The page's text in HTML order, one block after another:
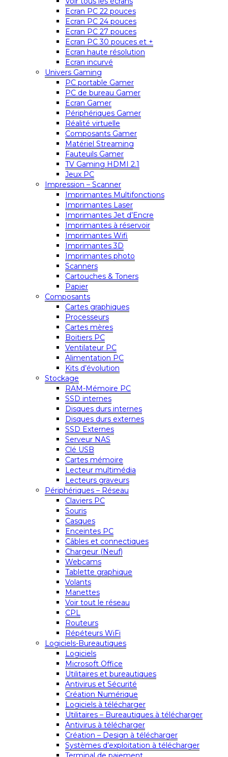
Ecran PC 22 pouces
Ecran PC 24 pouces
Ecran PC 27 pouces
Ecran PC 30 pouces et +
Ecran haute résolution
Ecran incurvé
Univers Gaming
PC portable Gamer
PC de bureau Gamer
Ecran Gamer
Périphériques Gamer
Réalité virtuelle
Composants Gamer
Matériel Streaming
Fauteuils Gamer
TV Gaming HDMI 2.1
Jeux PC
Impression – Scanner
Imprimantes Multifonctions
Imprimantes Laser
Imprimantes Jet d’Encre
Imprimantes à réservoir
Imprimantes Wifi
Imprimantes 3D
Imprimantes photo
Scanners
Cartouches & Toners
Papier
Composants
Cartes graphiques
Processeurs
Cartes mères
Boitiers PC
Ventilateur PC
Alimentation PC
Kits d’évolution
Stockage
RAM-Mémoire PC
SSD internes
Disques durs internes
Disques durs externes
SSD Externes
Serveur NAS
Clé USB
Cartes mémoire
Lecteur multimédia
Lecteurs graveurs
Périphériques – Réseau
Claviers PC
Souris
Casques
Enceintes PC
Câbles et connectiques
Chargeur (Neuf)
Webcams
Tablette graphique
Volants
Manettes
Voir tout le réseau
CPL
Routeurs
Répéteurs WiFi
Logiciels-Bureautiques
Logiciels
Microsoft Office
Utilitaires et bureautiques
Antivirus et Sécurité
Création Numérique
Logiciels à télécharger
Utilitaires – Bureautiques à télécharger
Antivirus à télécharger
Création – Design à télécharger
Systèmes d’exploitation à télécharger